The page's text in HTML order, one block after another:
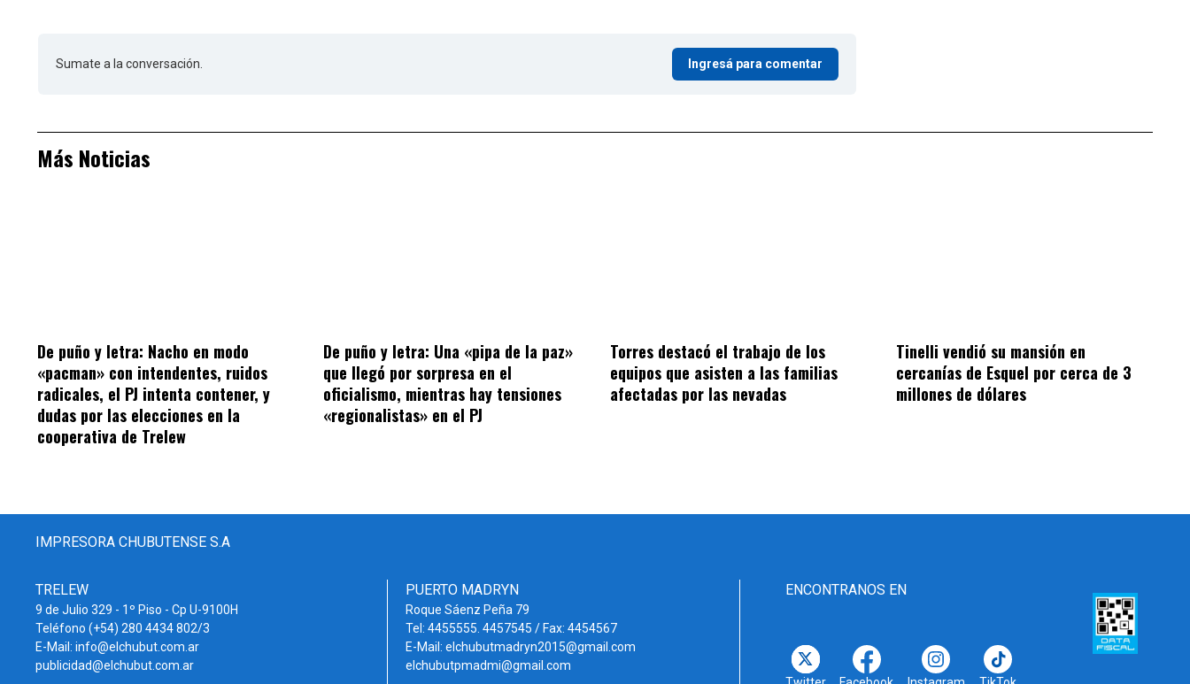
Sumate a la conversación. Ingresá para comentar
Más Noticias
De puño y letra: Nacho en modo
«pacman» con intendentes, ruidos
radicales, el PJ intenta contener, y
dudas por las elecciones en la
cooperativa de Trelew
De puño y letra: Una «pipa de la paz»
que llegó por sorpresa en el
oficialismo, mientras hay tensiones
«regionalistas» en el PJ
Torres destacó el trabajo de los
equipos que asisten a las familias
afectadas por las nevadas
Tinelli vendió su mansión en
cercanías de Esquel por cerca de 3
millones de dólares
IMPRESORA CHUBUTENSE S.A
TRELEW
9 de Julio 329 - 1º Piso - Cp U-9100H
Teléfono (+54) 280 4434 802/3
E-Mail: info@elchubut.com.ar
publicidad@elchubut.com.ar
PUERTO MADRYN
Roque Sáenz Peña 79
Tel: 4455555. 4457545 / Fax: 4454567
E-Mail: elchubutmadryn2015@gmail.com
elchubutpmadmi@gmail.com
ENCONTRANOS EN